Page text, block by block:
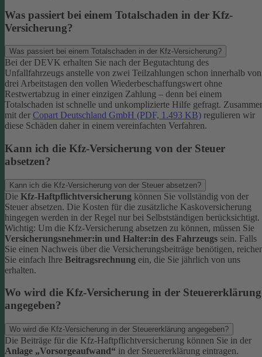
Was passiert bei einem Totalschaden in der Kfz-
Versicherung?
Was passiert bei einem Totalschaden in der Kfz-Versicherung?
Bei der DEVK erhalten Sie nach der Begutachtung des
Unfallfahrzeugs anstelle von zwei Teilzahlungen schon innerhalb von
drei Arbeitstagen den vollen Wiederbeschaffungswert ohne
Restwertabzug in einer einzigen Zahlung – denn bei einem
Totalschaden ist schnelle und unkomplizierte Hilfe gefragt.
mit der Copart Deutschland GmbH (PDF, 1.493 KB) regulieren wir
diese Schäden daher in einem vereinfachten Verfahren.
Kann ich die Kfz-Versicherung von der Steuer
absetzen?
Kann ich die Kfz-Versicherung von der Steuer absetzen?
Die Kfz-Haftpflichtversicherung können Sie vollständig von der
Steuer absetzen. Die Kosten für die zusätzliche Kaskoversicherung
hingegen werden in der Regel nur bei Selbstständigen berücksichtigt.
Wichtig: Um die Kfz-Versicherung absetzen zu können, müssen Sie
Versicherungsnehmer:in und Halter:in des Fahrzeugs sein. Falls
Sie einen Nachweis über die Versicherungsbeiträge benötigen,
Sie einfach Ihre Beitragsrechnung ein, die Sie jährlich von uns
erhalten.
Wo wird die Kfz-Versicherung in der Steuererklärung
angegeben?
Wo wird die Kfz-Versicherung in der Steuererklärung angegeben?
Die Beiträge für die Kfz-Haftpflichtversicherung können Sie in der
Anlage „Vorsorgeaufwand“ in der Steuererklärung eintragen.